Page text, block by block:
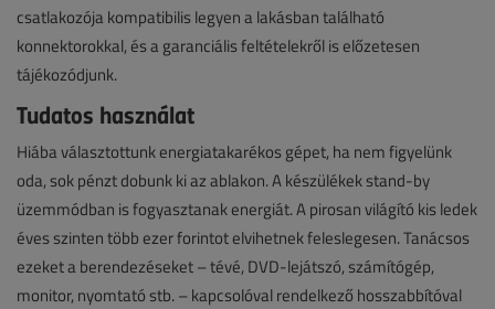
csatlakozója kompatibilis legyen a lakásban található
konnektorokkal, és a garanciális feltételekről is előzetesen
tájékozódjunk.
Tudatos használat
Hiába választottunk energiatakarékos gépet, ha nem figyelünk
oda, sok pénzt dobunk ki az ablakon. A készülékek stand-by
üzemmódban is fogyasztanak energiát. A pirosan világító kis ledek
éves szinten több ezer forintot elvihetnek feleslegesen. Tanácsos
ezeket a berendezéseket – tévé, DVD-lejátszó, számítógép,
monitor, nyomtató stb. – kapcsolóval rendelkező hosszabbítóval